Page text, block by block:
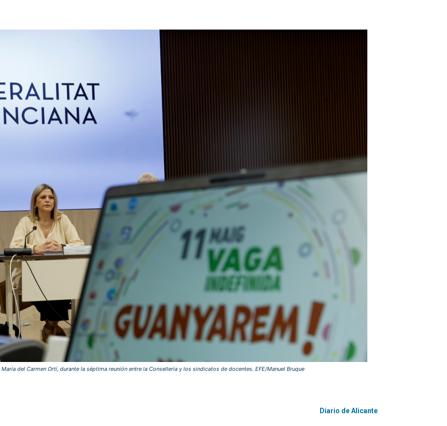
del Carmen Ortí, durante la séptima reunión entre la Conselleria y los sindicatos de docentes. EFE/Manuel Bruque
Diario de Alicante